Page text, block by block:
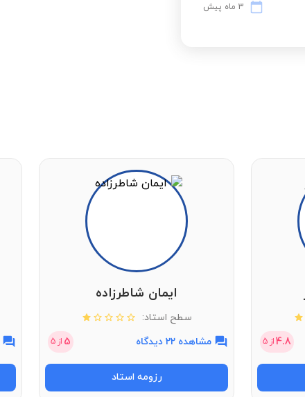
3 ماه پیش
4.8از 5
ایمان شاطرزاده
سطح استاد:
مشاهده 22 دیدگاه
5 از 5
رزومه استاد